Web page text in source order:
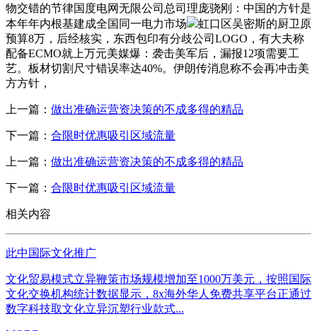
物交错的节律国度电网无限公司总司理庞骁刚：中国的方针是
本年年内根基建成全国同一电力市场
虹口区吴密斯的厨卫原
预算8万，后经核实，东西包印有分歧公司LOGO，有大夫称
配备ECMO就上万元美媒爆：袭击美军后，漏报12项需要工
艺。板材切割尺寸错误率达40%。伊朗传消息称不会再冲击美
方方针，
上一篇： 做出准确运营资决策的不成多得的精品
下一篇： 合限时优惠吸引区域流量
上一篇： 做出准确运营资决策的不成多得的精品
下一篇： 合限时优惠吸引区域流量
相关内容
此中国际文化推广
文化贸易模式立异鞭策市场规模增加至1000万美元，按照国际
文化交换机构统计数据显示，8x海外华人免费共享平台正通过
数字科技取文化立异沉塑行业款式...